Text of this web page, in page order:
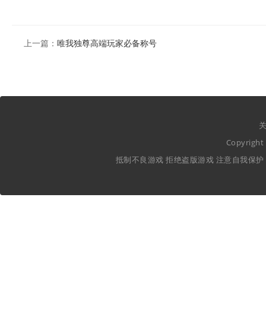
上一篇： 唯我独尊高端玩家必备称号
Copyright
抵制不良游戏 拒绝盗版游戏 注意自我保